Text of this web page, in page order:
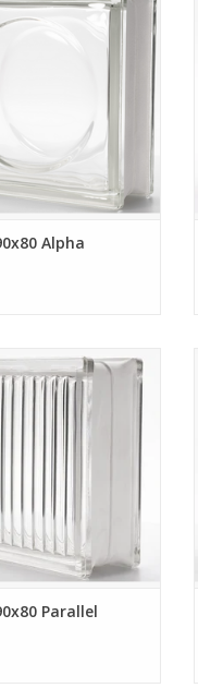
190x190x80 mm is
tijdje weer terug in de
Deze steen is
en heeft een rondje in
een vrolijk en speels
bij verwerking van
stenen bij elkaar.
AAN WINKELWAGEN
Alpha
bouwsteen heeft
lijnen van ongeveer
beide zijde van de
De glazen
is glaskleurig en heeft
structuur. Deze
AAN WINKELWAGEN
Parallel